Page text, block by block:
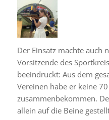
Der Einsatz machte auch
Vorsitzende des
beeindruckt: Aus dem
Vereinen habe er keine
zusammenbekommen.
allein auf die Beine